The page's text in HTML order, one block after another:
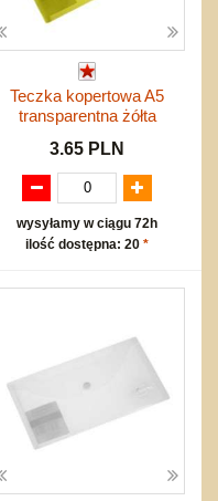
Teczka kopertowa A5
transparentna żółta
3.65 PLN
wysyłamy w ciągu 72h
ilość dostępna: 20 *